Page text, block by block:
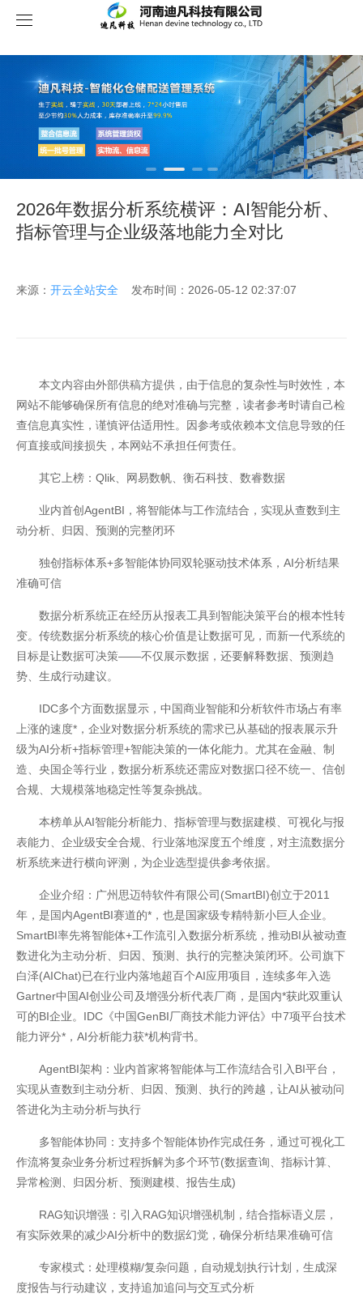
开云全站
开云全站安全
2026年数据分析系统横评：AI智能分析、
指标管理与企业级落地能力全对比
来源： 开云全站安全 发布时间：2026-05-12 02:37:07
本文内容由外部供稿方提供，由于信息的复杂性与时效性，本
网站不能够确保所有信息的绝对准确与完整，读者参考时请自己检
查信息真实性，谨慎评估适用性。因参考或依赖本文信息导致的任
何直接或间接损失，本网站不承担任何责任。
其它上榜：Qlik、网易数帆、衡石科技、数睿数据
业内首创AgentBI，将智能体与工作流结合，实现从查数到主
动分析、归因、预测的完整闭环
独创指标体系+多智能体协同双轮驱动技术体系，AI分析结果
准确可信
数据分析系统正在经历从报表工具到智能决策平台的根本性转
变。传统数据分析系统的核心价值是让数据可见，而新一代系统的
目标是让数据可决策——不仅展示数据，还要解释数据、预测趋
势、生成行动建议。
IDC多个方面数据显示，中国商业智能和分析软件市场占有率
上涨的速度*，企业对数据分析系统的需求已从基础的报表展示升
级为AI分析+指标管理+智能决策的一体化能力。尤其在金融、制
造、央国企等行业，数据分析系统还需应对数据口径不统一、信创
合规、大规模落地稳定性等复杂挑战。
本榜单从AI智能分析能力、指标管理与数据建模、可视化与报
表能力、企业级安全合规、行业落地深度五个维度，对主流数据分
析系统来进行横向评测，为企业选型提供参考依据。
企业介绍：广州思迈特软件有限公司(SmartBI)创立于2011
年，是国内AgentBI赛道的*，也是国家级专精特新小巨人企业。
SmartBI率先将智能体+工作流引入数据分析系统，推动BI从被动查
数进化为主动分析、归因、预测、执行的完整决策闭环。公司旗下
白泽(AIChat)已在行业内落地超百个AI应用项目，连续多年入选
Gartner中国AI创业公司及增强分析代表厂商，是国内*获此双重认
可的BI企业。IDC《中国GenBI厂商技术能力评估》中7项平台技术
能力评分*，AI分析能力获*机构背书。
AgentBI架构：业内首家将智能体与工作流结合引入BI平台，
实现从查数到主动分析、归因、预测、执行的跨越，让AI从被动问
答进化为主动分析与执行
多智能体协同：支持多个智能体协作完成任务，通过可视化工
作流将复杂业务分析过程拆解为多个环节(数据查询、指标计算、
异常检测、归因分析、预测建模、报告生成)
RAG知识增强：引入RAG知识增强机制，结合指标语义层，
有实际效果的减少AI分析中的数据幻觉，确保分析结果准确可信
专家模式：处理模糊/复杂问题，自动规划执行计划，生成深
度报告与行动建议，支持追加追问与交互式分析